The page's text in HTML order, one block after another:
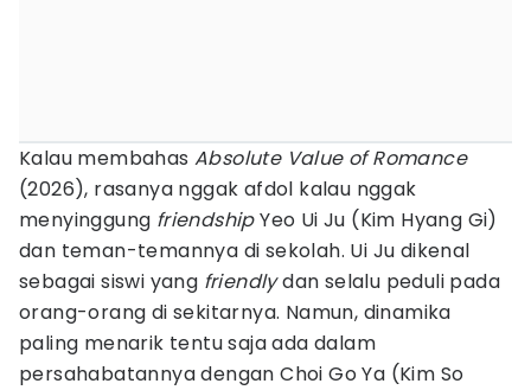
Kalau membahas Absolute Value of Romance
(2026), rasanya nggak afdol kalau nggak
menyinggung friendshipYeo Ui Ju (Kim Hyang Gi)
dan teman-temannya di sekolah. Ui Ju dikenal
sebagai siswi yang friendlydan selalu peduli pada
orang-orang di sekitarnya. Namun, dinamika
paling menarik tentu saja ada dalam
persahabatannya dengan Choi Go Ya (Kim So